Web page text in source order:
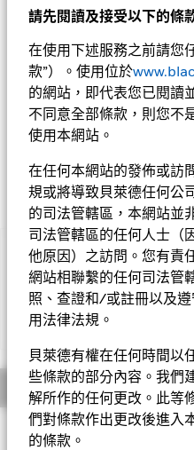
請先閱讀及接受以下的條
在使用下述服務之前請您
款”）。使用位於
的網站，即代表您已閱讀
不同意全部條款，則您不
使用本網站。
在任何本網站的發佈或訪
規或將導致貝萊德任何公
的司法管轄區，本網站並
司法管轄區的任何人士（
他原因）之訪問。您有責
網站相聯繫的任何司法管
照、查證和/或註冊以及
用法律法規。
貝萊德有權在任何時間以
些條款的部分內容。我們
解所作的任何更改。此等
們對條款作出更改後進入
的條款。
淨值截至 2026年8月7日
AUD 12.18
52週波幅 10.73 - 12.20
重要提示：
• 基金投資於其他集體投資計
香港證券及期貨事務監察委員
劃。相關 CIS 可能無法達致它
的資產淨值構成負面影響。當
額外成本。該相 CIS 可能不具
求。基金可能因為投資於由貝
的相關 CIS 而產生潛在的利益
• 基金的資產淨值可能因為投
回報誤差風險的指數基金（包
到不利影響。由於供求狀況等
概要
投資目標